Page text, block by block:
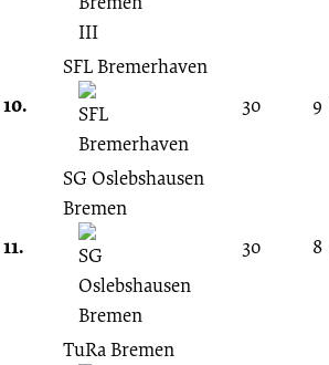
10.
SFL Bremerhaven
30
9
11.
SG Oslebshausen
Bremen
30
8
TuRa Bremen